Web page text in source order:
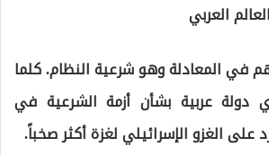
العربي
في المعادلة وهو شرعية النظام. كلما
دولة عربية بشأن أزمة الشرعية في
على الغزو الإسرائيلي لغزة أكثر صخباً.